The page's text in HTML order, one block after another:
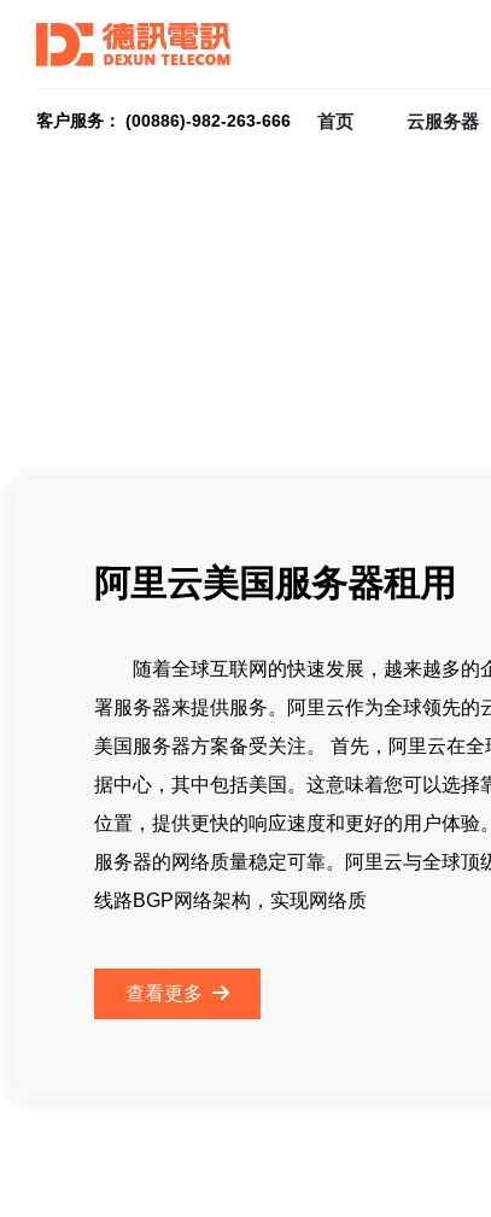
客户服务： (00886)-982-263-666 首页 云服务器
阿里云美国服务器租用
随着全球互联网的快速发展，越来越多的
署服务器来提供服务。阿里云作为全球领先的
美国服务器方案备受关注。 首先，阿里云在
据中心，其中包括美国。这意味着您可以选择
位置，提供更快的响应速度和更好的用户体验
服务器的网络质量稳定可靠。阿里云与全球顶
线路BGP网络架构，实现网络质
查看更多